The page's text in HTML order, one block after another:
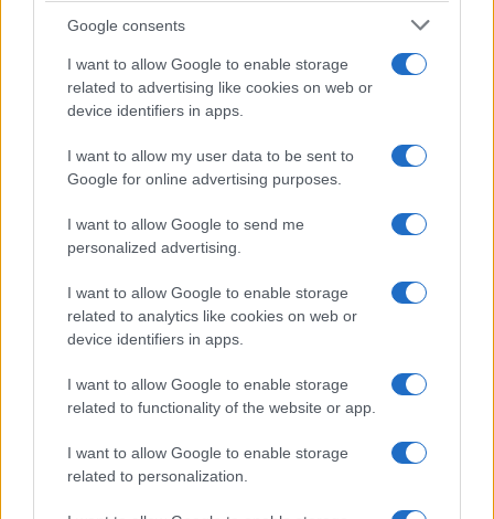
Google consents
I want to allow Google to enable storage
related to advertising like cookies on web or
device identifiers in apps.
I want to allow my user data to be sent to
Google for online advertising purposes.
I want to allow Google to send me
personalized advertising.
I want to allow Google to enable storage
related to analytics like cookies on web or
device identifiers in apps.
I want to allow Google to enable storage
related to functionality of the website or app.
I want to allow Google to enable storage
related to personalization.
ΕΤΙΚΕΤΕΣ Jan Ptacek LCV Renault
Προηγούμενο άρθρο
ΕΕ: Ενίσχυση του
ανανεώσιμου υδρογόνου – 15
έργα για χρηματοδότηση €1
FREENOW: Επικεφαλής
marketing o Tony Fletcher
ΠΑΡΟΜΟΙΑ ΑΡΘΡΑ